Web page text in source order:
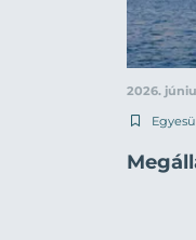
2026.